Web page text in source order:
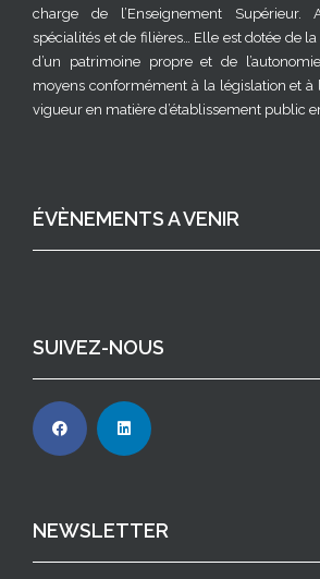
charge de l’Enseignement
spécialités et de filières… Elle est dotée de
d’un patrimoine propre et de
moyens conformément à la législation et à
vigueur en matière d’établissement public
ÉVÈNEMENTS A VENIR
SUIVEZ-NOUS
NEWSLETTER